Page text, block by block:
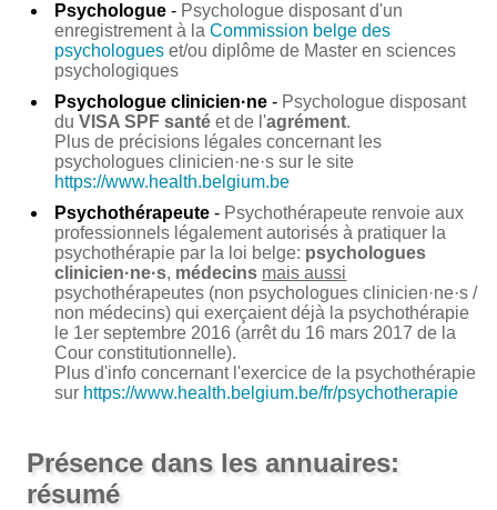
Psychologue - Psychologue disposant d'un
enregistrement à laCommission belge des
psychologues et/ou diplôme de Master en sciences
psychologiques
Psychologue clinicien·ne - Psychologue disposant
duVISA SPF santé et de l'agrément.
Plus de précisions légales concernant les
psychologues clinicien·ne·s sur le site
https://www.health.belgium.be
Psychothérapeute - Psychothérapeute renvoie aux
professionnels légalement autorisés à pratiquer la
psychothérapie par la loi belge: psychologues
clinicien·ne·s, médecins mais aussi
psychothérapeutes (non psychologues clinicien·ne·s /
non médecins) qui exerçaient déjà la psychothérapie
le 1er septembre 2016 (arrêt du 16 mars 2017 de la
Cour constitutionnelle).
Plus d'info concernant l'exercice de la psychothérapie
sur https://www.health.belgium.be/fr/psychotherapie
Présence dans les annuaires:
résumé